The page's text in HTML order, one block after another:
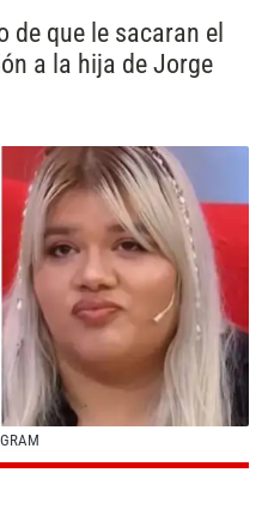
de que le sacaran el
a la hija de Jorge